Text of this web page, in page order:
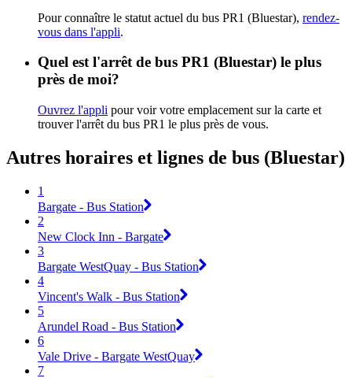
Pour connaître le statut actuel du bus PR1 (Bluestar), rendez-
vous dans l'appli.
Quel est l'arrêt de bus PR1 (Bluestar) le plus
près de moi?
Ouvrez l'appli pour voir votre emplacement sur la carte et
trouver l'arrêt du bus PR1 le plus près de vous.
Autres horaires et lignes de bus (Bluestar)
1
Bargate - Bus Station
2
New Clock Inn - Bargate
3
Bargate WestQuay - Bus Station
4
Vincent's Walk - Bus Station
5
Arundel Road - Bus Station
6
Vale Drive - Bargate WestQuay
7